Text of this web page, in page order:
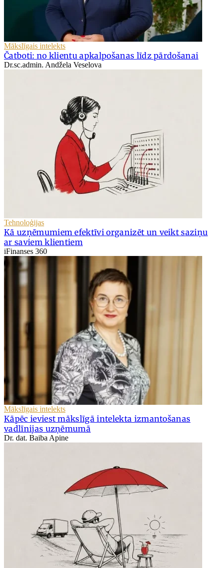
Mākslīgais intelekts
Čatboti: no klientu apkalpošanas līdz pārdošanai
Dr.sc.admin. Andžela Veselova
Tehnoloģijas
Kā uzņēmumiem efektīvi organizēt un veikt saziņu
ar saviem klientiem
iFinanses 360
Mākslīgais intelekts
Kāpēc ieviest mākslīgā intelekta izmantošanas
vadlīnijas uzņēmumā
Dr. dat. Baiba Apine